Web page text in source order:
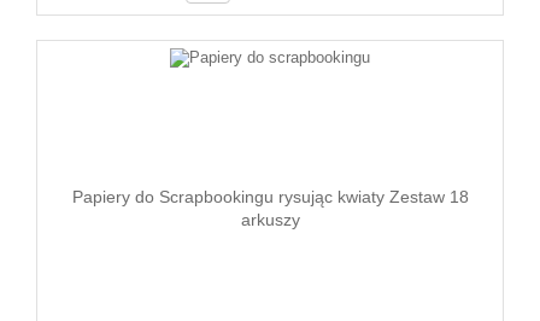
Papiery do Scrapbookingu rysując kwiaty Zestaw 18
arkuszy